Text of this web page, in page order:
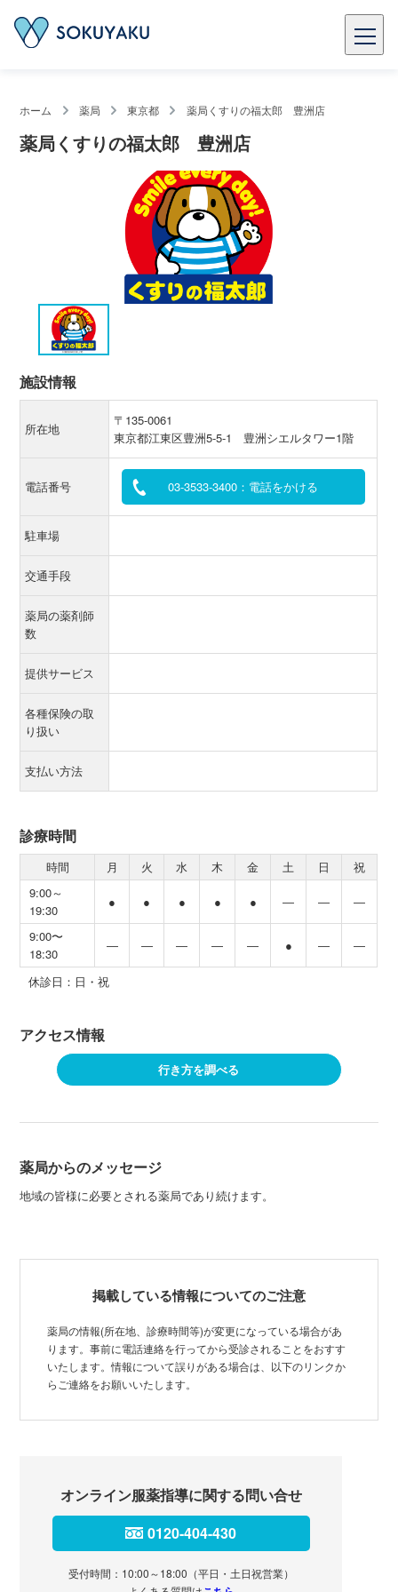
ホーム 薬局 東京都 薬局くすりの福太郎 豊洲店
薬局くすりの福太郎 豊洲店
施設情報
所在地
〒135-0061
東京都江東区豊洲5-5-1 豊洲シエルタワー1階
電話番号 03-3533-3400：電話をかける
駐車場
交通手段
薬局の薬剤師
数
提供サービス
各種保険の取
り扱い
支払い方法
診療時間
時間 月 火 水 木 金 土 日
祝
9:00～
19:30
● ● ● ● ● ― ― ―
9:00〜
18:30
― ― ― ― ― ● ― ―
休診日：日・祝
アクセス情報
行き方を調べる
薬局からのメッセージ
地域の皆様に必要とされる薬局であり続けます。
掲載している情報についてのご注意
薬局の情報(所在地、診療時間等)が変更になっている場合があ
ります。事前に電話連絡を行ってから受診されることをおすす
いたします。情報について誤りがある場合は、以下のリンクか
らご連絡をお願いいたします。
オンライン服薬指導に関する問い合せ
0120-404-430
受付時間：10:00～18:00（平日・土日祝営業）